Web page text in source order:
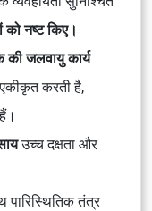
को नष्ट किए।
की जलवायु कार्य
करती है,
उच्च दक्षता और
पारिस्थितिक तंत्र